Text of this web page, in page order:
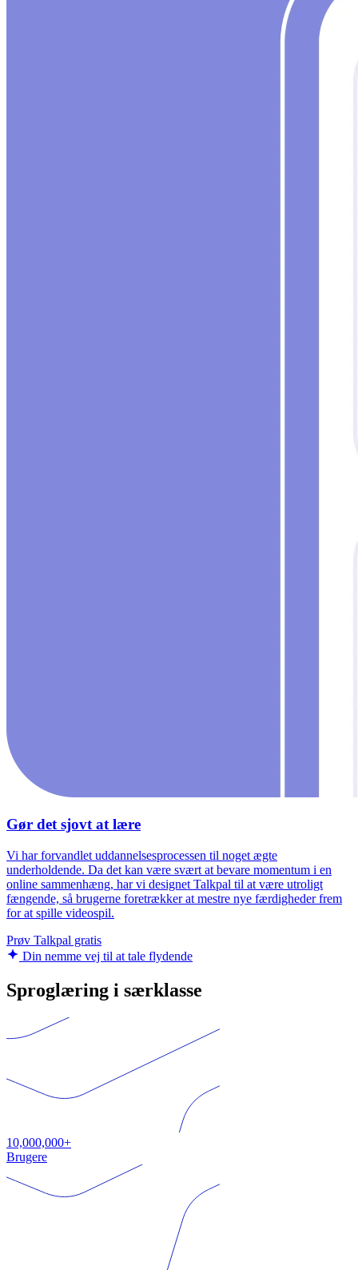
Gør det sjovt at lære
Vi har forvandlet uddannelsesprocessen til noget ægte
underholdende. Da det kan være svært at bevare momentum i en
online sammenhæng, har vi designet Talkpal til at være utroligt
fængende, så brugerne foretrækker at mestre nye færdigheder frem
for at spille videospil.
Prøv Talkpal gratis
Din nemme vej til at tale flydende
Sproglæring i særklasse
10,000,000+
Brugere